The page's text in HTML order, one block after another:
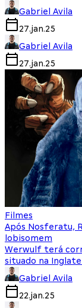
Gabriel Avila
27.jan.25
Gabriel Avila
27.jan.25
Filmes
Após Nosferatu,
lobisomem
Werwulf terá
situado na
Gabriel Avila
22.jan.25